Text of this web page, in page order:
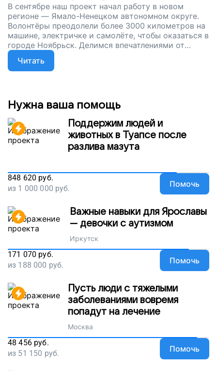
В сентябре наш проект начал работу в новом
регионе — Ямало-Ненецком автономном округе.
Волонтёры преодолели более 3000 километров на
машине, электричке и самолёте, чтобы оказаться в
городе Ноябрьск. Делимся впечатлениями от
поездки и продолжаем наш сбор. Поможем
ребятам из детских домов обрести семью!
Читать
Нужна ваша помощь
Поддержим людей и
животных в Туапсе после
разлива мазута
848 620 руб.
из 1 000 000 руб. Помочь
Важные навыки для Ярославы
— девочки с аутизмом
Иркутск
171 070 руб.
из 188 000 руб. Помочь
Пусть люди с тяжелыми
заболеваниями вовремя
попадут на лечение
Москва
48 456 руб.
из 51 150 руб. Помочь